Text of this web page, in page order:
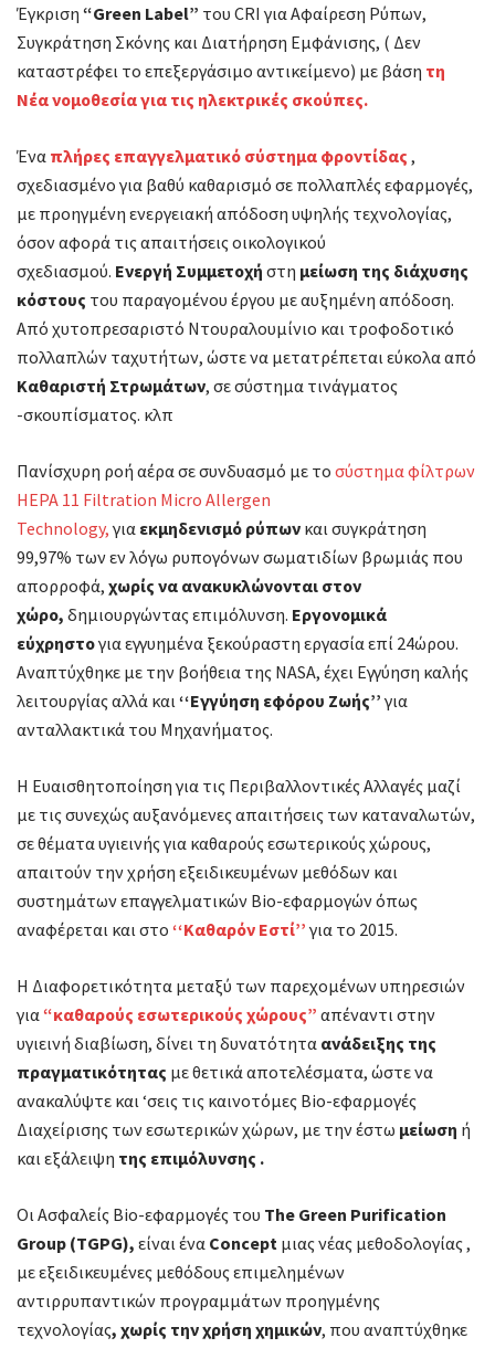
Έγκριση “Green Label” του CRI για Αφαίρεση Ρύπων,
Συγκράτηση Σκόνης και Διατήρηση Εμφάνισης, ( Δεν
καταστρέφει το επεξεργάσιμο αντικείμενο) με βάση τη
Νέα νομοθεσία για τις ηλεκτρικές σκούπες.
Ένα πλήρες επαγγελματικό σύστημα φροντίδας ,
σχεδιασμένο για βαθύ καθαρισμό σε πολλαπλές εφαρμογές,
με προηγμένη ενεργειακή απόδοση υψηλής τεχνολογίας,
όσον αφορά τις απαιτήσεις οικολογικού
σχεδιασμού. Ενεργή Συμμετοχή στη μείωση της διάχυσης
κόστους του παραγομένου έργου με αυξημένη απόδοση.
Από χυτοπρεσαριστό Ντουραλουμίνιο και τροφοδοτικό
πολλαπλών ταχυτήτων, ώστε να μετατρέπεται εύκολα από
Καθαριστή Στρωμάτων, σε σύστημα τινάγματος
-σκουπίσματος. κλπ
Πανίσχυρη ροή αέρα σε συνδυασμό με το σύστημα φίλτρων
HEPA 11 Filtration Micro Allergen
Technology,για εκμηδενισμό ρύπων και συγκράτηση
99,97% των εν λόγω ρυπογόνων σωματιδίων βρωμιάς που
απορροφά, χωρίς να ανακυκλώνονται στον
χώρο, δημιουργώντας επιμόλυνση. Εργονομικά
εύχρηστογια εγγυημένα ξεκούραστη εργασία επί 24ώρου.
Αναπτύχθηκε με την βοήθεια της NASA, έχει Εγγύηση καλής
λειτουργίας αλλά και ‘‘Εγγύηση εφόρου Ζωής’’για
ανταλλακτικά του Μηχανήματος.
Η Ευαισθητοποίηση για τις Περιβαλλοντικές Αλλαγές μαζί
με τις συνεχώς αυξανόμενες απαιτήσεις των καταναλωτών,
σε θέματα υγιεινής για καθαρούς εσωτερικούς χώρους,
απαιτούν την χρήση εξειδικευμένων μεθόδων και
συστημάτων επαγγελματικών Bio-εφαρμογών όπως
αναφέρεται και στο ‘‘Καθαρόν Εστί’’ για το 2015.
Η Διαφορετικότητα μεταξύ των παρεχομένων υπηρεσιών
για “καθαρούς εσωτερικούς χώρους” απέναντι στην
υγιεινή διαβίωση, δίνει τη δυνατότητα ανάδειξης της
πραγματικότητας με θετικά αποτελέσματα, ώστε να
ανακαλύψτε και ‘σεις τις καινοτόμες Bio-εφαρμογές
Διαχείρισης των εσωτερικών χώρων, με την έστω μείωση ή
και εξάλειψη της επιμόλυνσης .
Οι Ασφαλείς Bio-εφαρμογές του The Green Purification
Group (TGPG), είναι ένα Concept μιας νέας μεθοδολογίας ,
με εξειδικευμένες μεθόδους επιμελημένων
αντιρρυπαντικών προγραμμάτων προηγμένης
τεχνολογίας, χωρίς την χρήση χημικών, που αναπτύχθηκε